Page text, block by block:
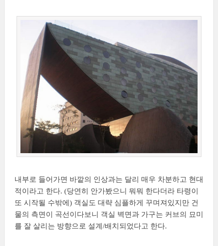
내부로 들어가면 바깥의 인상과는 달리 매우 차분하고 현대
적이라고 한다. (당연히 안가봤으니 뭐뭐 한다더라 타령이
또 시작될 수밖에) 객실도 대략 심플하게 꾸며져있지만 건
물의 측면이 곡선이다보니 객실 벽면과 가구는 커브의 묘미
를 잘 살리는 방향으로 설계/배치되었다고 한다.